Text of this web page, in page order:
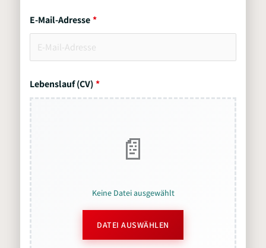
E-Mail-Adresse
Lebenslauf (CV)
Keine Datei ausgewählt
DATEI AUSWÄHLEN